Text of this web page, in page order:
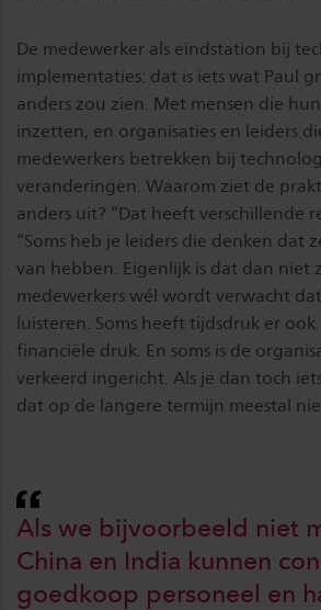
De medewerker als eindstation bij
implementaties: dat is iets wat Paul
anders zou zien. Met mensen die
inzetten, en organisaties en leiders
medewerkers betrekken bij
veranderingen. Waarom ziet de
anders uit? “Dat heeft verschillende
“Soms heb je leiders die denken dat
van hebben. Eigenlijk is dat dan niet
medewerkers wél wordt verwacht
luisteren. Soms heeft tijdsdruk er
financiële druk. En soms is de
verkeerd ingericht. Als je dan toch
dat op de langere termijn meestal
Als we bijvoorbeeld niet
China en India kunnen
goedkoop personeel en